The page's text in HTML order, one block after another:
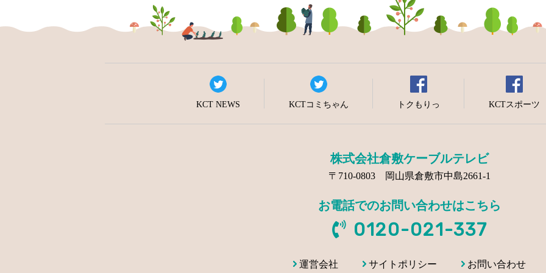
KCT NEWS KCTコミちゃん トクもりっ KCTスポーツ
株式会社倉敷ケーブルテレビ
〒710-0803 岡山県倉敷市中島2661-1
お電話でのお問い合わせはこちら
0120-021-337
運営会社 サイトポリシー お問い合わせ